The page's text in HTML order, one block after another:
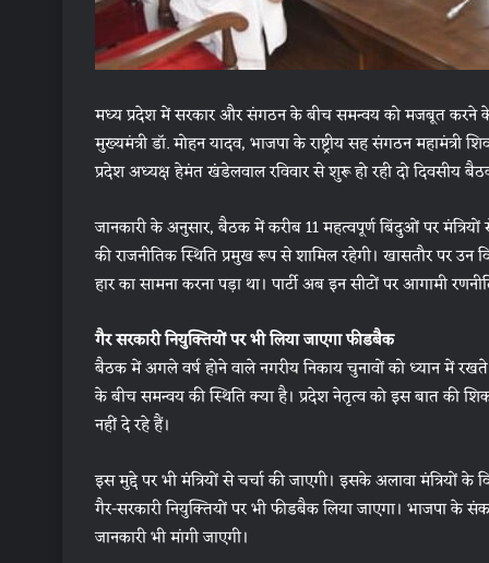
मध्य प्रदेश में सरकार और संगठन के बीच समन्वय को मजबूत करने के
मुख्यमंत्री डॉ. मोहन यादव, भाजपा के राष्ट्रीय सह संगठन महामंत्री
प्रदेश अध्यक्ष हेमंत खंडेलवाल रविवार से शुरू हो रही दो दिवसीय
जानकारी के अनुसार, बैठक में करीब 11 महत्वपूर्ण बिंदुओं पर
की राजनीतिक स्थिति प्रमुख रूप से शामिल रहेगी। खासतौर पर उन
हार का सामना करना पड़ा था। पार्टी अब इन सीटों पर आगामी
गैर सरकारी नियुक्तियों पर भी लिया जाएगा फीडबैक
बैठक में अगले वर्ष होने वाले नगरीय निकाय चुनावों को ध्यान में
के बीच समन्वय की स्थिति क्या है। प्रदेश नेतृत्व को इस बात की
नहीं दे रहे हैं।
इस मुद्दे पर भी मंत्रियों से चर्चा की जाएगी। इसके अलावा मंत्रियों
गैर-सरकारी नियुक्तियों पर भी फीडबैक लिया जाएगा। भाजपा
जानकारी भी मांगी जाएगी।